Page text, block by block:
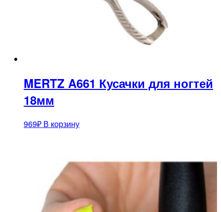
MERTZ A661 Кусачки для ногтей
18мм
969₽ В корзину